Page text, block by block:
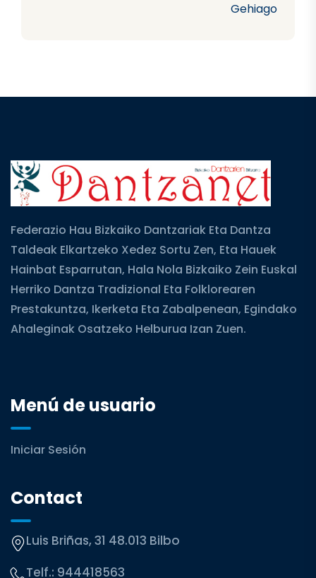
Gehiago
Federazio Hau Bizkaiko Dantzariak Eta Dantza
Taldeak Elkartzeko Xedez Sortu Zen, Eta Hauek
Hainbat Esparrutan, Hala Nola Bizkaiko Zein Euskal
Herriko Dantza Tradizional Eta Folklorearen
Prestakuntza, Ikerketa Eta Zabalpenean, Egindako
Ahaleginak Osatzeko Helburua Izan Zuen.
Menú de usuario
Iniciar Sesión
Contact
Luis Briñas, 31 48.013 Bilbo
Telf.: 944418563